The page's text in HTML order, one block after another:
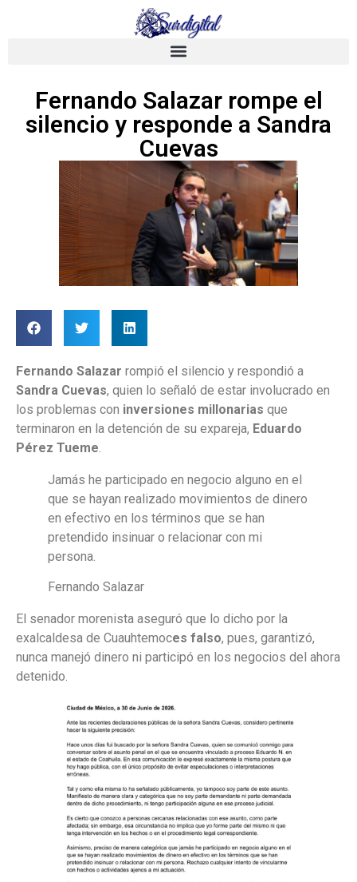
Fernando Salazar rompe el
silencio y responde a Sandra
Cuevas
Fernando Salazar rompió el silencio y respondió a
Sandra Cuevas, quien lo señaló de estar involucrado en
los problemas con inversiones millonarias que
terminaron en la detención de su expareja, Eduardo
Pérez Tueme
Jamás he participado en negocio alguno en el
que se hayan realizado movimientos de dinero
en efectivo en los términos que se han
pretendido insinuar o relacionar con mi
persona.
Fernando Salazar
El senador morenista aseguró que lo dicho por la
exalcaldesa de Cuauhtemoces falso, pues, garantizó,
nunca manejó dinero ni participó en los negocios del ahora
detenido.